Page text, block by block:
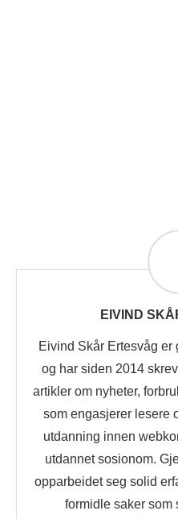
EIVIND
Eivind Skår Ertesvåg
og har siden 2014
artikler om nyheter,
som engasjerer lesere
utdanning innen
utdannet sosionom.
opparbeidet seg solid
formidle saker som